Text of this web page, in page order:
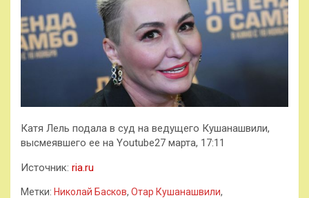
Катя Лель подала в суд на ведущего Кушанашвили,
высмеявшего ее на Youtube27 марта, 17:11
Источник: ria.ru
Метки: Николай Басков, Отар Кушанашвили,